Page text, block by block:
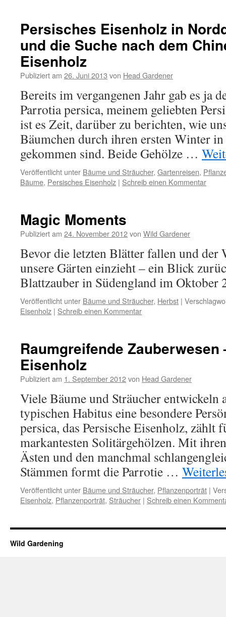
Persisches Eisenholz in
und die Suche nach dem
Eisenholz
Publiziert am 26. Juni 2013 von Head Gardener
Bereits im vergangenen Jahr gab es ja
Parrotia persica, meinem geliebten
ist es Zeit, darüber zu berichten, wie
Bäumchen durch ihren ersten Winter
gekommen sind. Beide Gehölze …
Veröffentlicht unter Bäume und Sträucher, Gartenreisen,
Bäume, Persisches Eisenholz | Schreib einen Kommentar
Magic Moments
Publiziert am 24. November 2012von Wild Gardener
Bevor die letzten Blätter fallen und
unsere Gärten einzieht – ein Blick
Blattzauber in Südengland im Oktober
Veröffentlicht unter Bäume und Sträucher, Herbst |
Eisenholz | Schreib einen Kommentar
Raumgreifende
Eisenholz
Publiziert am 1. September 2012von Head Gardener
Viele Bäume und Sträucher
typischen Habitus eine besondere
persica, das Persische Eisenholz, zählt
markantesten Solitärgehölzen. Mit
Ästen und den manchmal
Stämmen formt die Parrotie …
Veröffentlicht unter Bäume und Sträucher, Pflanzenporträt |
Eisenholz, Pflanzenporträt, Sträucher | Schreib einen
Wild Gardening